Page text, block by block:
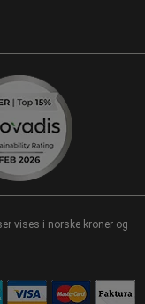
vises i norske kroner og